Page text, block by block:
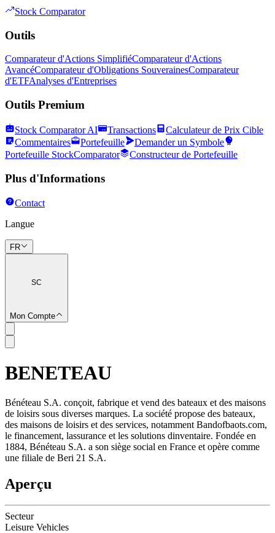
Stock Comparator
Outils
Comparateur d'Actions SimplifiéComparateur d'Actions
AvancéComparateur d'Obligations SouverainesComparateur
d'ETFAnalyses d'Entreprises
Outils Premium
Stock Comparator AI Transactions
Calculateur de Prix Cible
Commentaires
Portefeuille
Demander un Symbole
Portefeuille StockComparator
Constructeur de Portefeuille
Plus d'Informations
Contact
Langue
FR
SC
Mon Compte
SC
BENETEAU
Bénéteau S.A. conçoit, fabrique et vend des bateaux et des maisons
de loisirs sous diverses marques. La société propose des bateaux,
des maisons de loisirs et des services, notamment Bandofbaots.com,
le financement, lassurance et les solutions dinventaire. Fondée en
1884, Bénéteau S.A. a son siège social en France et opère comme
une filiale de Beri 21 S.A.
Aperçu
Secteur
Leisure Vehicles